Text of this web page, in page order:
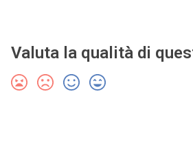
Valuta la qualità di